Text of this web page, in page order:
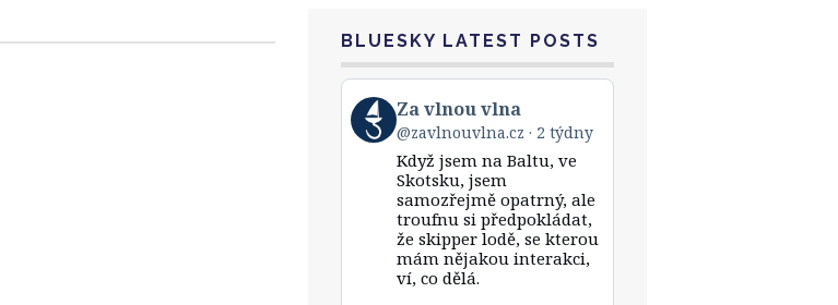
BLUESKY LATEST POSTS
View
post
by
Bluesky
Za vlnou vlna
@zavlnouvlna.cz 2 týdny
Když jsem na Baltu, ve
Skotsku, jsem
samozřejmě opatrný, ale
troufnu si předpokládat,
že skipper lodě, se kterou
mám nějakou interakci,
ví, co dělá.